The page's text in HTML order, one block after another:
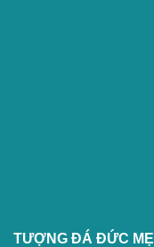
TƯỢNG ĐÁ ĐỨC MẸ